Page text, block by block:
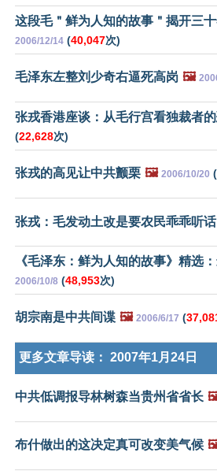
这段毛＂鲜为人知的故事＂揭开三
2006/12/14 (40,047次)
毛泽东左整刘少奇右逼死高岗 🖼️
张戎香港座谈：从毛行宫看独裁者
(22,628次)
张戎的高见让中共颤栗 🖼️ 2006/10/20 (
张戎：毛发动土改是要农民乖乖听话
《毛泽东：鲜为人知的故事》精选
2006/10/8 (48,953次)
胡宗南是中共间谍 🖼️ 2006/6/17 (
更多文章导读： 2007年1月24日
中共低调报导林树森当贵州省省长
布什做出的这决定真可改变美气候